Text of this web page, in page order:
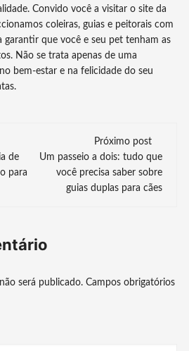
Convido você a visitar o site da
coleiras, guias e peitorais com
garantir que você e seu pet tenham as
Não se trata apenas de uma
bem-estar e na felicidade do seu
de
para
Próximo post
Um passeio a dois: tudo que
você precisa saber sobre
guias duplas para cães
será publicado. Campos obrigatórios